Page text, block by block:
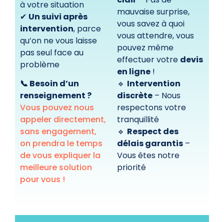
à votre situation
✔ Un suivi après
intervention, parce
qu’on ne vous laisse
pas seul face au
problème
📞 Besoin d’un
renseignement ?
Vous pouvez nous
appeler directement,
sans engagement,
on prendra le temps
de vous expliquer la
meilleure solution
pour vous !
mauvaise surprise,
vous savez à quoi
vous attendre, vous
pouvez même
effectuer votre devis
en ligne !
🔹 Intervention
discrète – Nous
respectons votre
tranquillité
🔹 Respect des
délais garantis –
Vous êtes notre
priorité